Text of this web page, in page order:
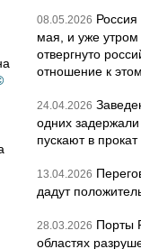
08.05.2026
мая, и уже утром
отвергнуто
отношение к
24.04.2026
одних
пускают в
13.04.2026
дадут
28.03.2026 Порты
областях